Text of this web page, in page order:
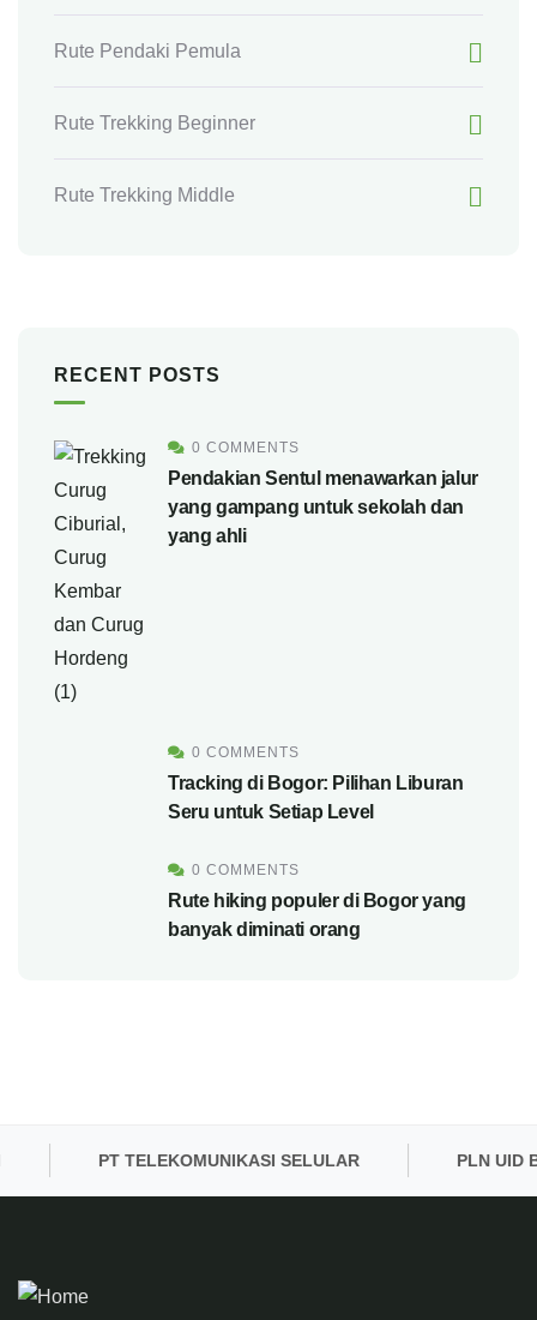
Rute Pendaki Pemula
Rute Trekking Beginner
Rute Trekking Middle
RECENT POSTS
0 COMMENTS
Pendakian Sentul menawarkan jalur
yang gampang untuk sekolah dan
yang ahli
0 COMMENTS
Tracking di Bogor: Pilihan Liburan
Seru untuk Setiap Level
0 COMMENTS
Rute hiking populer di Bogor yang
banyak diminati orang
PT TELEKOMUNIKASI SELULAR PLN UID